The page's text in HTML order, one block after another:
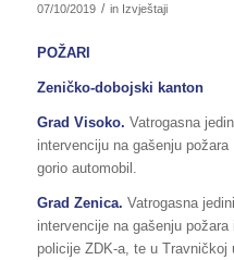
07/10/2019 / in Izvještaji
POŽARI
Zeničko-dobojski kanton
Grad Visoko. Vatrogasna
intervenciju na gašenju
gorio automobil.
Grad Zenica. Vatrogasna
intervencije na gašenju
policije ZDK-a, te u